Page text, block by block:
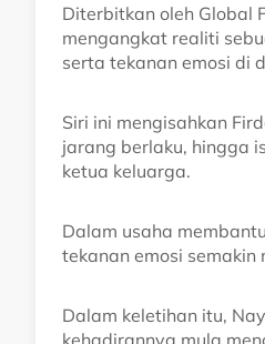
Diterbitkan oleh Global
mengangkat realiti
serta tekanan emosi di
Siri ini mengisahkan
jarang berlaku, hingga
ketua keluarga.
Dalam usaha
tekanan emosi semakin
Dalam keletihan itu,
kehadirannya mula